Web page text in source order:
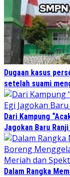
Dugaan kasus
setelah suami
Dari Kampung
Jagokan Baru
Dalam Rangka